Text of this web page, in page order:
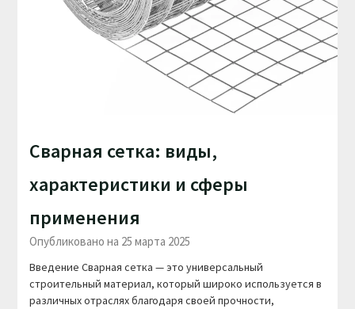
Сварная сетка: виды,
характеристики и сферы
применения
Опубликовано на 25 марта 2025
Введение Сварная сетка — это универсальный
строительный материал, который широко используется в
различных отраслях благодаря своей прочности,